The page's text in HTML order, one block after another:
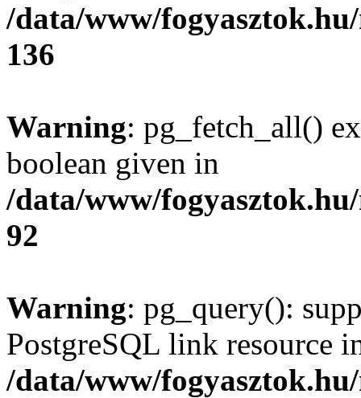
/data/www/
136
Warning: pg_fetch_all()
boolean given in
/data/www/
92
Warning: pg_query():
PostgreSQL link resource
/data/www/